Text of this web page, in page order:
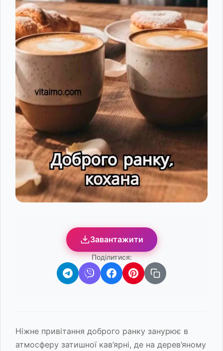
Завантажити
Поділитися:
Ніжне привітання доброго ранку занурює в
атмосферу затишної кав’ярні, де на дерев’яному